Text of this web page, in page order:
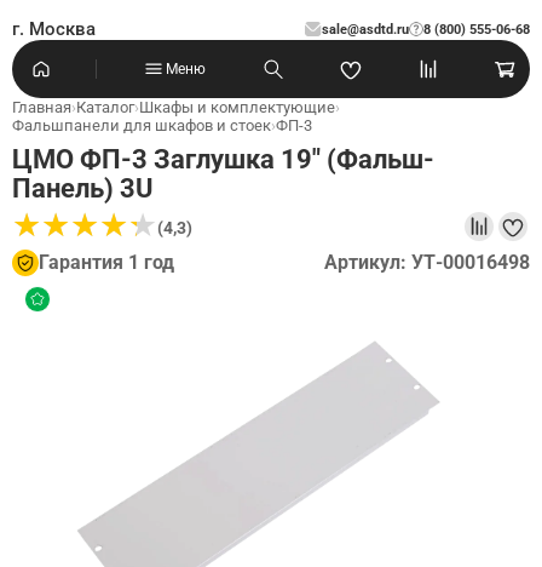
г. Москва sale@asdtd.ru 8 (800) 555-06-68
?
Меню
Главная›Каталог›Шкафы и комплектующие›
Фальшпанели для шкафов и стоек›ФП-3
ЦМО ФП-3 Заглушка 19" (Фальш-
Панель) 3U
★★★★★
★★★★★(4,3)
Гарантия 1 год Артикул: УТ-00016498